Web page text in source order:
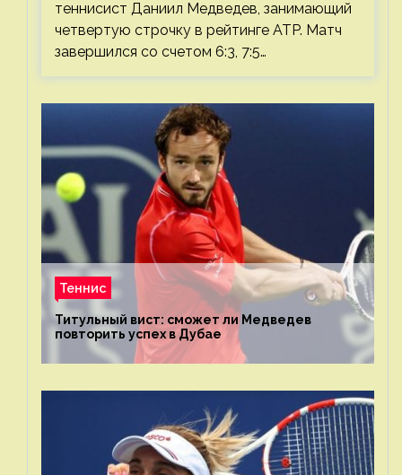
теннисист Даниил Медведев, занимающий
четвертую строчку в рейтинге ATP. Матч
завершился со счетом 6:3, 7:5…
Теннис
Титульный вист: сможет ли Медведев
повторить успех в Дубае